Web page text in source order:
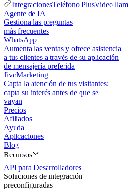
IntegracionesTeléfono PlusVideo
Agente de IA
Gestiona las preguntas
más frecuentes
WhatsApp
Aumenta las ventas y ofrece asistencia
a tus clientes a través de su aplicación
de mensajería preferida
JivoMarketing
Capta la atención de tus visitantes:
capta su interés antes de que se
vayan
Precios
Afiliados
Ayuda
Aplicaciones
Blog
Recursos
API para Desarrolladores
Soluciones de integración
preconfiguradas